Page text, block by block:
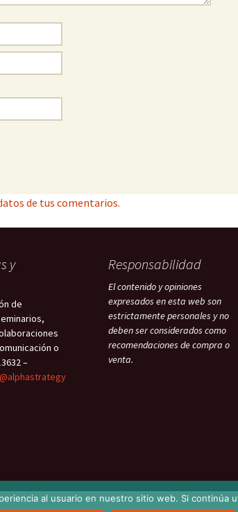
de tus comentarios.
y
de
o
–
Responsabilidad
El contenido y opiniones
expresados en esta web son
estrictamente personales y no
deben ser considerados como
recomendaciones de compra o
venta.
al usuario en nuestro sitio web. Si continúa